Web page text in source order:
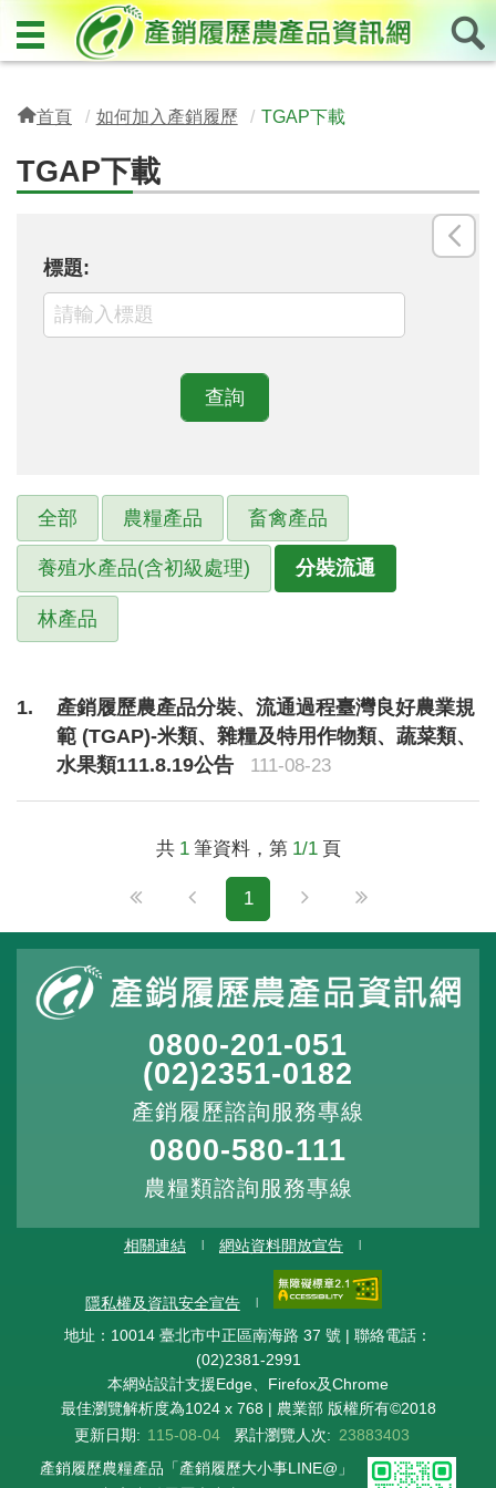
首頁 如何加入產銷履歷 TGAP下載
TGAP下載
回
標題:
查詢
全部 農糧產品 畜禽產品
養殖水產品(含初級處理) 分裝流通
林產品
1
產銷履歷農產品分裝、流通過程臺灣良好農業規
範 (TGAP)-米類、雜糧及特用作物類、蔬菜類、
水果類111.8.19公告 111-08-23
共 1 筆資料，第 1/1 頁
第一頁 回上一頁
1 下一頁
0800-201-051
(02)2351-0182
產銷履歷諮詢服務專線
0800-580-111
農糧類諮詢服務專線
相關連結 網站資料開放宣告
隱私權及資訊安全宣告
地址：10014 臺北市中正區南海路 37 號 | 聯絡電話：
(02)2381-2991
本網站設計支援Edge、Firefox及Chrome
最佳瀏覽解析度為1024 x 768 | 農業部 版權所有©2018
更新日期: 115-08-04 累計瀏覽人次: 23883403
產銷履歷農糧產品「產銷履歷大小事LINE@」